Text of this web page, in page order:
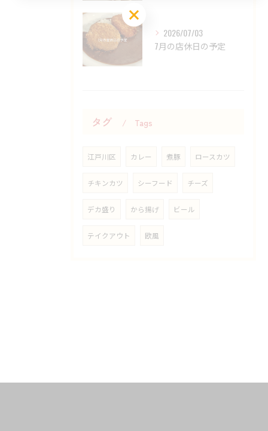
2026/07/03
7月の店休日の予定
タグ Tags
江戸川区 カレー 煮豚 ロースカツ
チキンカツ シーフード チーズ
デカ盛り から揚げ ビール
テイクアウト 欧風
お気軽にお問い合わせください